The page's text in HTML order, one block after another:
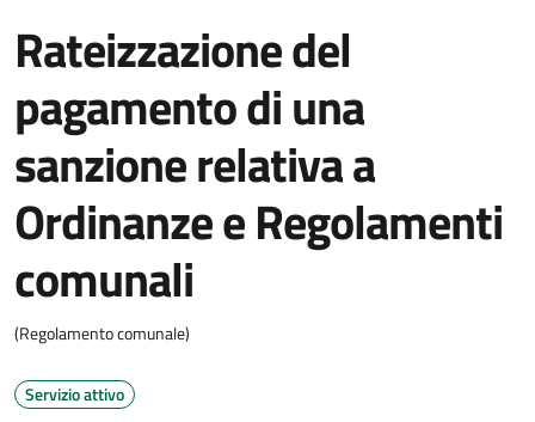
Rateizzazione del
pagamento di una
sanzione relativa a
Ordinanze e Regolamenti
comunali
(Regolamento comunale)
Servizio attivo